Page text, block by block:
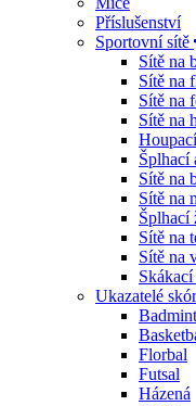
Příslušenství
Sportovní sítě
Sítě na
Sítě na
Sítě na
Sítě na
Šplhací
Sítě na
Sítě na
Šplhací
Sítě na
Sítě na
Ukazatelé
Florbal
Futsal
Házená